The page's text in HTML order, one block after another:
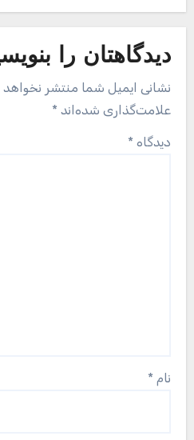
دیدگاهتان را
نشانی ایمیل شما منتشر
علامت‌گذاری شده‌اند *
دیدگاه *
نام *